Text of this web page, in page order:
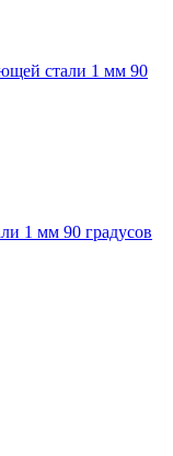
стали 1 мм 90
1 мм 90 градусов